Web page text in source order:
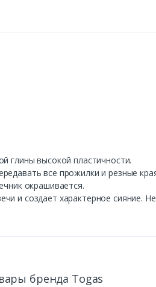
глины высокой пластичности.
все прожилки и резные
окрашивается.
и создает характерное сияние.
бренда Togas